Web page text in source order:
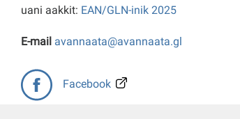
uani aakkit: EAN/GLN-inik 2025
E-mail avannaata@avannaata.gl
Facebook